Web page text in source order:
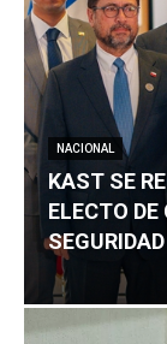
NACIONAL
KAST SE
ELECTO
SEGURIDAD